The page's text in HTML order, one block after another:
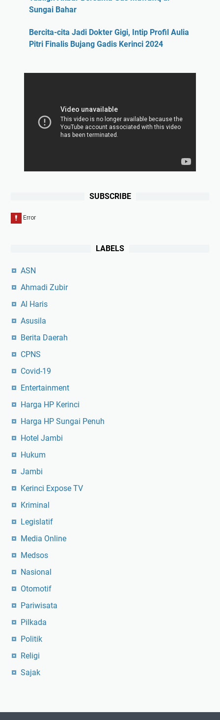
Sungai Bahar
Bercita-cita Jadi Dokter Gigi, Intip Profil Aulia
Pitri Finalis Bujang Gadis Kerinci 2024
SUBSCRIBE
LABELS
ASN
Ahmadi Zubir
Al Haris
Asusila
Berita Daerah
CPNS
Covid-19
Entertainment
Harga HP Kerinci
Harga HP Sungai Penuh
Hotel Jambi
Hukum
Jambi
Kerinci Expose TV
Kriminal
Legislatif
Media Online
Medsos
Nasional
Otomotif
Pariwisata
Pilkada
Politik
Religi
Sajak